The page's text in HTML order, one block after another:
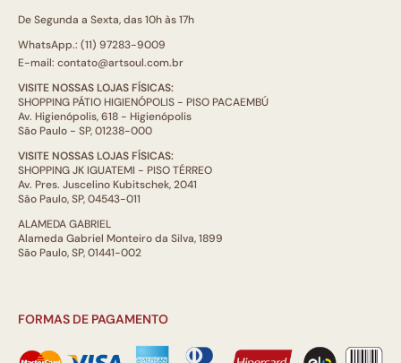
De Segunda a Sexta, das 10h às 17h
WhatsApp.: (11) 97283-9009
E-mail: contato@artsoul.com.br
VISITE NOSSAS LOJAS FÍSICAS:
SHOPPING PÁTIO HIGIENÓPOLIS - PISO PACAEMBÚ
Av. Higienópolis, 618 - Higienópolis
São Paulo - SP, 01238-000
VISITE NOSSAS LOJAS FÍSICAS:
SHOPPING JK IGUATEMI - PISO TÉRREO
Av. Pres. Juscelino Kubitschek, 2041
São Paulo, SP, 04543-011
ALAMEDA GABRIEL
Alameda Gabriel Monteiro da Silva, 1899
São Paulo, SP, 01441-002
FORMAS DE PAGAMENTO